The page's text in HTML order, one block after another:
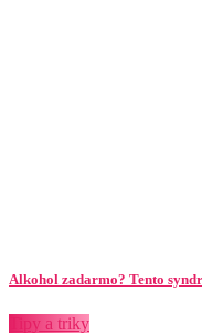
Alkohol zadarmo? Tento
Tipy a triky